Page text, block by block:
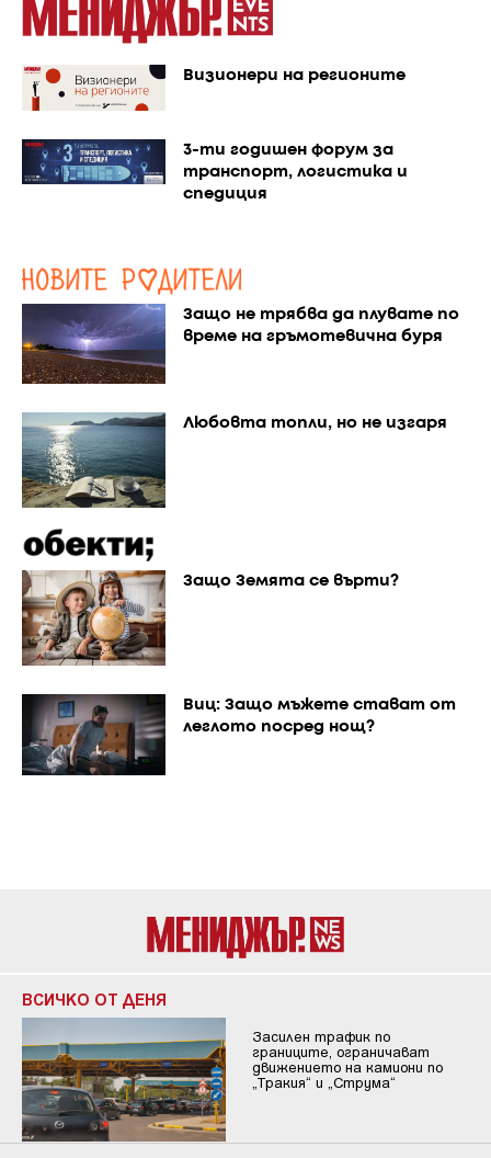
Визионери на регионите
3-ти годишен форум за
транспорт, логистика и
спедиция
Защо не трябва да плувате по
време на гръмотевична буря
Любовта топли, но не изгаря
Защо Земята се върти?
Виц: Защо мъжете стават от
леглото посред нощ?
ВСИЧКО ОТ ДЕНЯ
Засилен трафик по
границите, ограничават
движението на камиони по
„Тракия“ и „Струма“